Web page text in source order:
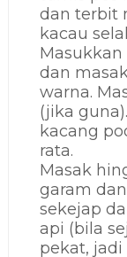
dan terbit
kacau
Masukkan
dan
warna.
(jika
kacang
rata.
Masak
garam
sekejap
api (bila
pekat,